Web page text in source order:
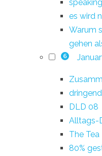
es wird
Warum
gehen
6
DLD 08
Alltags-
The Tea
80%